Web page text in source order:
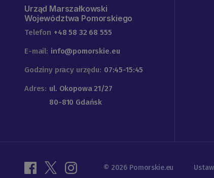
Urząd Marszałkowski
Województwa Pomorskiego
Telefon +48 58 32 68 555
E-mail: info@pomorskie.eu
Godziny pracy urzędu: 07:45-15:45
Adres: ul. Okopowa 21/27
80-810 Gdańsk
© 2026 Pomorskie.eu